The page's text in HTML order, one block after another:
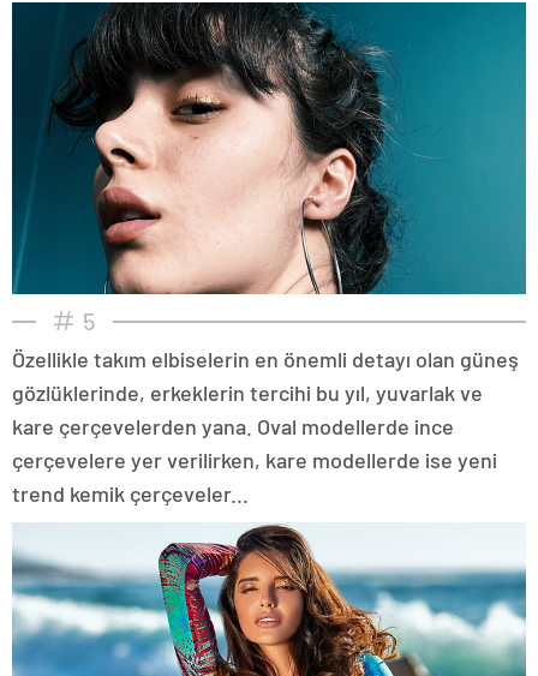
5
Özellikle takım elbiselerin en önemli detayı olan güneş
gözlüklerinde, erkeklerin tercihi bu yıl, yuvarlak ve
kare çerçevelerden yana. Oval modellerde ince
çerçevelere yer verilirken, kare modellerde ise yeni
trend kemik çerçeveler...